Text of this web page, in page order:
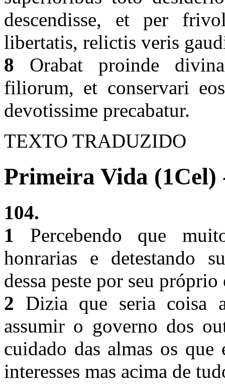
descendisse, et per
libertatis, relictis veris
8 Orabat proinde
filiorum, et conservari
devotissime precabatur.
TEXTO TRADUZIDO
Primeira Vida (1Cel)
104.
1 Percebendo que
honrarias e detestando
dessa peste por seu
2 Dizia que seria coisa
assumir o governo dos
cuidado das almas os
interesses mas acima de